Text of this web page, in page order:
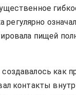
регулярно
пищей
создавалось как
контакты